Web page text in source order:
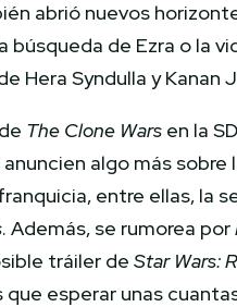
abrió nuevos
búsqueda de Ezra o la
Hera Syndulla y Kanan
The Clone Wars en la
algo más sobre
entre ellas, la
. Además, se rumorea por
tráiler de Star Wars:
esperar unas